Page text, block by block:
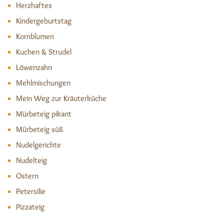
Herzhaftes
Kindergeburtstag
Kornblumen
Kuchen & Strudel
Löwenzahn
Mehlmischungen
Mein Weg zur Kräuterküche
Mürbeteig pikant
Mürbeteig süß
Nudelgerichte
Nudelteig
Ostern
Petersilie
Pizzateig